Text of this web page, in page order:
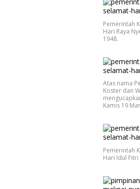
Pemerintah
Hari Raya
1948.
Atas nama
Koster dan
Kamis 19
Pemerintah
Hari Idul